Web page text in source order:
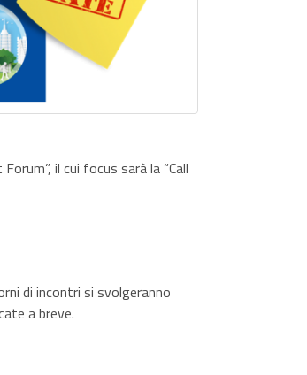
il cui focus sarà la “Call
di incontri si svolgeranno
a breve.